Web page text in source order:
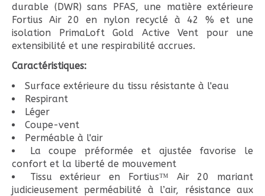
durable (DWR) sans PFAS, une matière extérieure
Fortius Air 20 en nylon recyclé à 42 % et une
isolation PrimaLoft Gold Active Vent pour une
extensibilité et une respirabilité accrues.
Caractéristiques:
Surface extérieure du tissu résistante à l'eau
Respirant
Léger
Coupe-vent
Perméable à l'air
La coupe préformée et ajustée favorise le
confort et la liberté de mouvement
Tissu extérieur en Fortius™ Air 20 mariant
judicieusement perméabilité à l’air, résistance aux